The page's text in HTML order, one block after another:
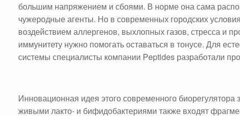
большим напряжением и сбоями. В норме она сама
чужеродные агенты. Но в современных городских
воздействием аллергенов, выхлопных газов, стресса и
иммунитету нужно помогать оставаться в тонусе. Для
системы специалисты компании Peptides разработали
Инновационная идея этого современного биорегулятора
живыми лакто- и бифидобактериями также входят